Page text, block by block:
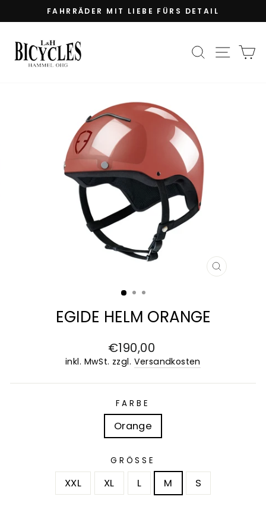
zum
Pause
FAHRRÄDER MIT LIEBE FÜRS DETAIL
SUCHE
EGIDE HELM ORANGE
Normaler
Preis
€190,00
inkl. MwSt. zzgl. Versandkosten
FARBE
Orange
GRÖSSE
XXL XL L M S